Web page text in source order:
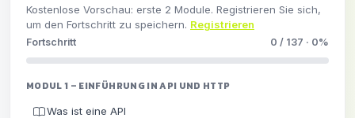
Kostenlose Vorschau: erste 2 Module. Registrieren Sie sich,
um den Fortschritt zu speichern. Registrieren
Fortschritt 0 / 137 · 0%
MODUL 1 – EINFÜHRUNG IN API UND HTTP
Was ist eine API